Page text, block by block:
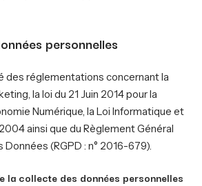
personnelles
des réglementations concernant la
la loi du 21 Juin 2014 pour la
Numérique, la Loi Informatique et
ainsi que du Règlement Général
(RGPD : n° 2016-679).
la collecte des données personnelles